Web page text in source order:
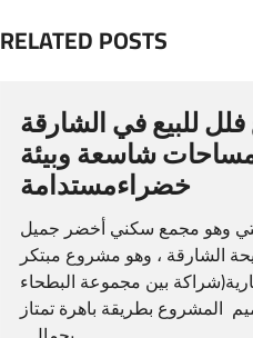
RELATED POSTS
للبيع في الشارقة
شاسعة وبيئة
خضراءمستدامة
وهو مجمع سكني أخضر جميل
الشارقة ، وهو مشروع مبتكر
بين مجموعة البطحاء
المشروع بطريقة باهرة تمتاز